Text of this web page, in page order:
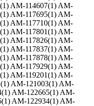
AM-114607(1) AM-
AM-117695(1) AM-
AM-117710(1) AM-
AM-117801(1) AM-
AM-117826(1) AM-
AM-117837(1) AM-
AM-117878(1) AM-
AM-117929(1) AM-
AM-119201(1) AM-
AM-121003(1) AM-
AM-122665(1) AM-
AM-122934(1) AM-